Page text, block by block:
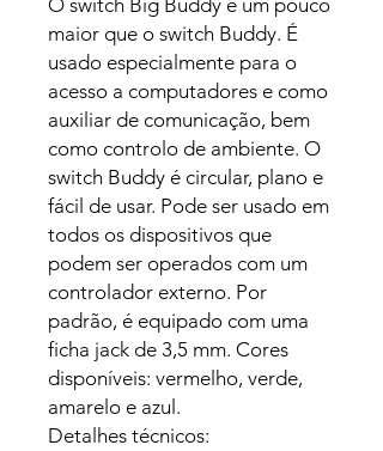
O switch Big Buddy é um pouco
maior que o switch Buddy. É
usado especialmente para o
acesso a computadores e como
auxiliar de comunicação, bem
como controlo de ambiente. O
switch Buddy é circular, plano e
fácil de usar. Pode ser usado em
todos os dispositivos que
podem ser operados com um
controlador externo. Por
padrão, é equipado com uma
ficha jack de 3,5 mm. Cores
disponíveis: vermelho, verde,
amarelo e azul.
Detalhes técnicos: